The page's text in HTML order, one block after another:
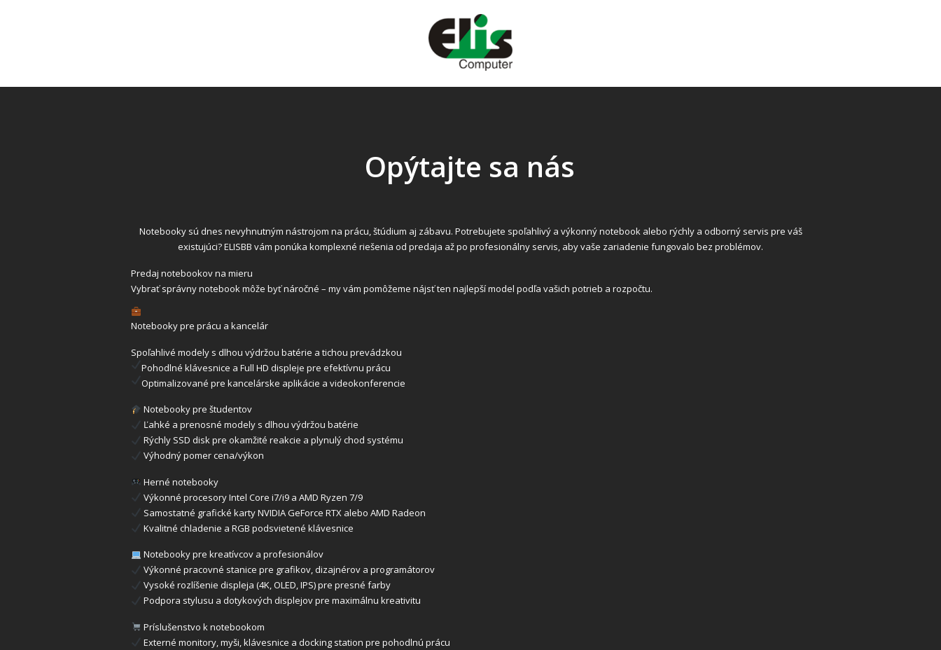
Opýtajte sa nás
Notebooky sú dnes nevyhnutným nástrojom na prácu, štúdium aj zábavu. Potrebujete spoľahlivý a výkonný notebook alebo rýchly a odborný servis pre váš
existujúci? ELISBB vám ponúka komplexné riešenia od predaja až po profesionálny servis, aby vaše zariadenie fungovalo bez problémov.
Predaj notebookov na mieru
Vybrať správny notebook môže byť náročné – my vám pomôžeme nájsť ten najlepší model podľa vašich potrieb a rozpočtu.
Notebooky pre prácu a kancelár
Spoľahlivé modely s dlhou výdržou batérie a tichou prevádzkou
Pohodlné klávesnice a Full HD displeje pre efektívnu prácu
Optimalizované pre kancelárske aplikácie a videokonferencie
Notebooky pre študentov
Ľahké a prenosné modely s dlhou výdržou batérie
Rýchly SSD disk pre okamžité reakcie a plynulý chod systému
Výhodný pomer cena/výkon
Herné notebooky
Výkonné procesory Intel Core i7/i9 a AMD Ryzen 7/9
Samostatné grafické karty NVIDIA GeForce RTX alebo AMD Radeon
Kvalitné chladenie a RGB podsvietené klávesnice
Notebooky pre kreatívcov a profesionálov
Výkonné pracovné stanice pre grafikov, dizajnérov a programátorov
Vysoké rozlíšenie displeja (4K, OLED, IPS) pre presné farby
Podpora stylusu a dotykových displejov pre maximálnu kreativitu
Príslušenstvo k notebookom
Externé monitory, myši, klávesnice a docking station pre pohodlnú prácu